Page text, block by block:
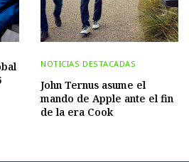
NOTICIAS DESTACADAS
John Ternus asume el
mando de Apple ante el fin
de la era Cook